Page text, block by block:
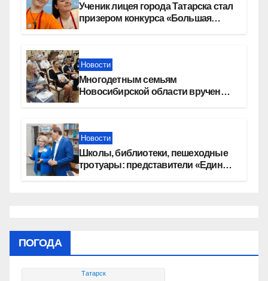
Ученик лицея города Татарска стал
призером конкурса «Большая
Новости
Многодетным семьям
Новосибирской области вручены
Новости
Школы, библиотеки, пешеходные
тротуары: представители «Единой
ПОГОДА
Татарск